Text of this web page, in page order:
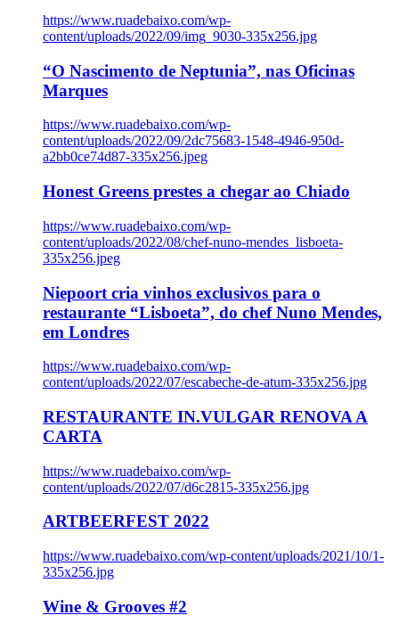
https://www.ruadebaixo.com/wp-
content/uploads/2022/09/img_9030-335x256.jpg
“O Nascimento de Neptunia”, nas Oficinas
Marques
https://www.ruadebaixo.com/wp-
content/uploads/2022/09/2dc75683-1548-4946-950d-
a2bb0ce74d87-335x256.jpeg
Honest Greens prestes a chegar ao Chiado
https://www.ruadebaixo.com/wp-
content/uploads/2022/08/chef-nuno-mendes_lisboeta-
335x256.jpeg
Niepoort cria vinhos exclusivos para o
restaurante “Lisboeta”, do chef Nuno Mendes,
em Londres
https://www.ruadebaixo.com/wp-
content/uploads/2022/07/escabeche-de-atum-335x256.jpg
RESTAURANTE IN.VULGAR RENOVA A
CARTA
https://www.ruadebaixo.com/wp-
content/uploads/2022/07/d6c2815-335x256.jpg
ARTBEERFEST 2022
https://www.ruadebaixo.com/wp-content/uploads/2021/10/1-
335x256.jpg
Wine & Grooves #2